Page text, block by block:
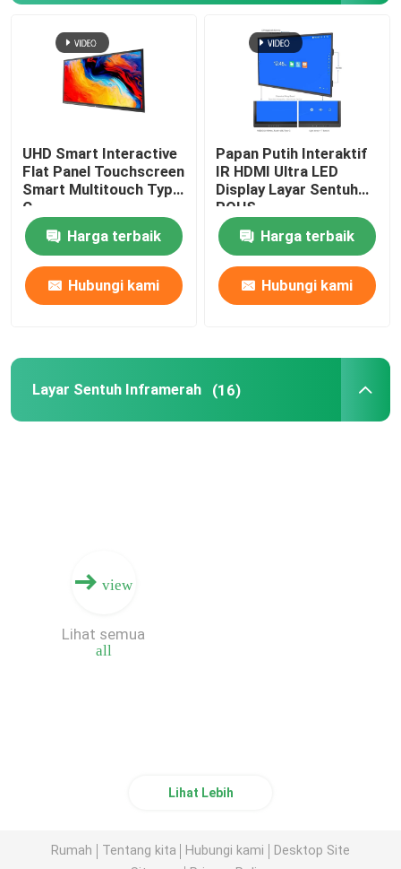
UHD Smart Interactive
Flat Panel Touchscreen
Smart Multitouch Type
C
Harga terbaik
Hubungi kami
Papan Putih Interaktif
IR HDMI Ultra LED
Display Layar Sentuh
ROHS
Harga terbaik
Hubungi kami
Layar Sentuh Inframerah (16)
view
all
Lihat semua
Lihat Lebih
Rumah Tentang kita Hubungi kami
Desktop Site